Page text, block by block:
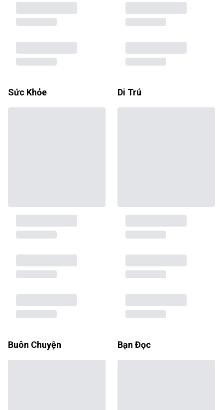
Sức Khỏe Di Trú
Buôn Chuyện Bạn Đọc